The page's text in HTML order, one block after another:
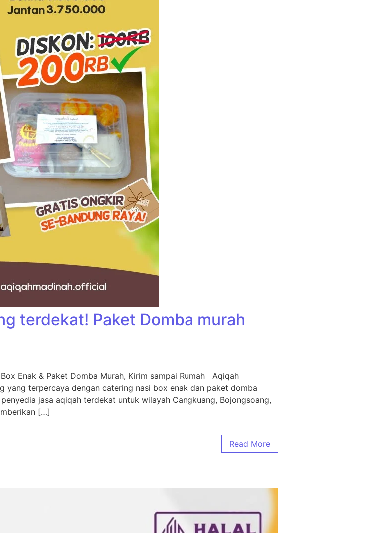
terdekat! Paket Domba murah
Enak & Paket Domba Murah, Kirim sampai Rumah Aqiqah
yang terpercaya dengan catering nasi box enak dan paket domba
jasa aqiqah terdekat untuk wilayah Cangkuang, Bojongsoang,
[…]
Read More